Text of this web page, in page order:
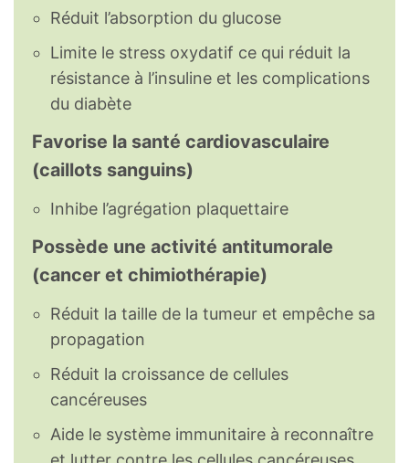
Réduit l’absorption du glucose
Limite le stress oxydatif ce qui réduit la
résistance à l’insuline et les complications
du diabète
Favorise la santé cardiovasculaire
(caillots sanguins)
Inhibe l’agrégation plaquettaire
Possède une activité antitumorale
(cancer et chimiothérapie)
Réduit la taille de la tumeur et empêche sa
propagation
Réduit la croissance de cellules
cancéreuses
Aide le système immunitaire à reconnaître